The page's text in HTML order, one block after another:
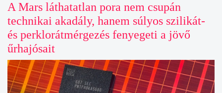
A Mars láthatatlan pora nem csupán
technikai akadály, hanem súlyos szilikát-
és perklorátmérgezés fenyegeti a jövő
űrhajósait